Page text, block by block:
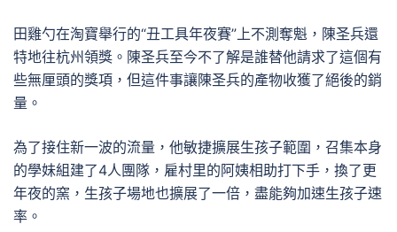
田雞勺在淘寶舉行的“丑工具年夜賽”上不測奪魁，陳圣兵還
特地往杭州領獎。陳圣兵至今不了解是誰替他請求了這個有
些無厘頭的獎項，但這件事讓陳圣兵的產物收獲了絕後的銷
量。
為了接住新一波的流量，他敏捷擴展生孩子範圍，召集本身
的學妹組建了4人團隊，雇村里的阿姨相助打下手，換了更
年夜的窯，生孩子場地也擴展了一倍，盡能夠加速生孩子速
率。